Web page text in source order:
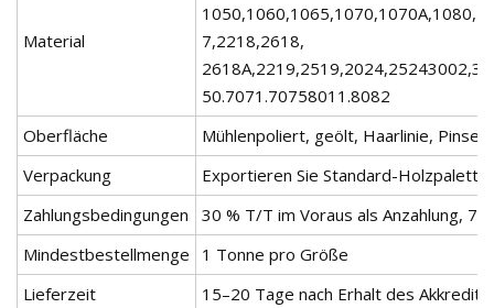
Material
7,2218,2618,
50.7071.70758011.8082
Oberfläche
Mühlenpoliert, geölt, Haarlinie,
Verpackung
Exportieren Sie Standard-
Zahlungsbedingungen
30 % T/T im Voraus als Anzahlung,
Mindestbestellmenge
1 Tonne pro Größe
Lieferzeit
15–20 Tage nach Erhalt des